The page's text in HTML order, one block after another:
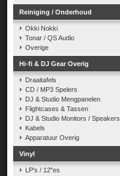
Reiniging / Onderhoud
Okki Nokki
Tonar / QS Audio
Overige
Hi-fi & DJ Gear Overig
Draaitafels
CD / MP3 Spelers
DJ & Studio Mengpanelen
Flightcases & Tassen
DJ & Studio Monitors / Speakers
Kabels
Apparatuur Overig
Vinyl
LP's / 12"es